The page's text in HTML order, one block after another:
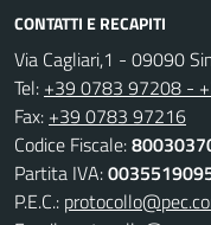
CONTATTI E RECAPITI
Via Cagliari,1 - 09090
Tel: +39 0783 97208 -
Fax: +39 0783 97216
Codice Fiscale:
Partita IVA:
P.E.C.: